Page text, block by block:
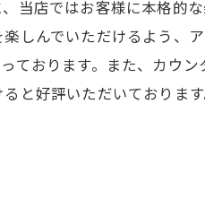
店ではお客様に本格的
しんでいただけるよう、
ております。また、カウ
と好評いただいておりま